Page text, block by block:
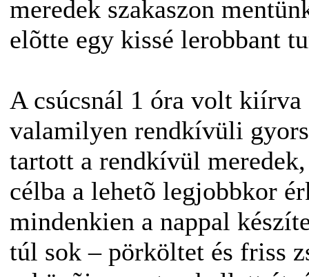
meredek szakaszon
elõtte egy kissé lerobbant
A csúcsnál 1 óra volt
valamilyen rendkívüli
tartott a rendkívül
célba a lehetõ legjobbkor
mindenkien a nappal
túl sok – pörköltet és friss